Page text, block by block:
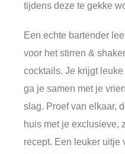
tijdens deze te gekke
Een echte bartender
voor het stirren &
cocktails. Je krijgt
ga je samen met je
slag. Proef van elkaar,
huis met je exclusieve,
recept. Een leuker uitje